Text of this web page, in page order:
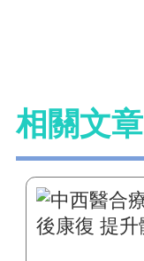
相關文章